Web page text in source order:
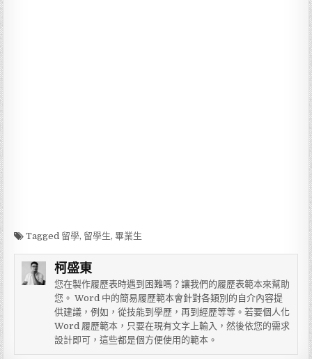
Tagged 留學, 留學生,畢業生
柯盛東
您在製作履歷表時遇到困難嗎？讓我們的履歷表範本來幫助
您。 Word 中的簡易履歷範本會針對各類別的自介內容提
供建議，例如，從技能到學歷，再到經歷等等。若要個人化
Word 履歷範本，只要在現有文字上輸入，然後依您的需求
設計即可，這些都是個方便使用的範本。